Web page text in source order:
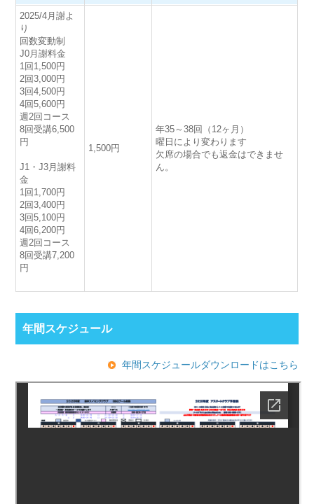
2025/4月謝よ
り
回数変動制
J0月謝料金
1回1,500円
2回3,000円
3回4,500円
4回5,600円
週2回コース
8回受講6,500
円
J1・J3月謝料
金
1回1,700円
2回3,400円
3回5,100円
4回6,200円
週2回コース
8回受講7,200
円
1,500円
年35～38回（12ヶ月）
曜日により変わります
欠席の場合でも返金はできませ
ん。
年間スケジュール
年間スケジュールダウンロードはこちら